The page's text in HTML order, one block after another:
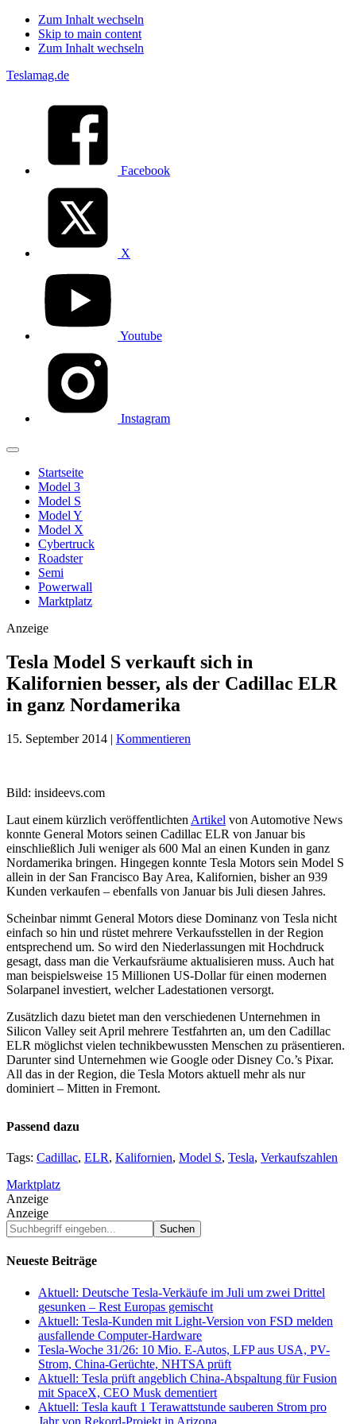
Zum Inhalt wechseln
Skip to main content
Zum Inhalt wechseln
Teslamag.de
Facebook
X
Youtube
Instagram
Startseite
Model 3
Model S
Model Y
Model X
Cybertruck
Roadster
Semi
Powerwall
Marktplatz
Anzeige
Tesla Model S verkauft sich in
Kalifornien besser, als der Cadillac ELR
in ganz Nordamerika
15. September 2014 | Kommentieren
Bild: insideevs.com
Laut einem kürzlich veröffentlichten Artikel von Automotive News
konnte General Motors seinen Cadillac ELR von Januar bis
einschließlich Juli weniger als 600 Mal an einen Kunden in ganz
Nordamerika bringen. Hingegen konnte Tesla Motors sein Model S
allein in der San Francisco Bay Area, Kalifornien, bisher an 939
Kunden verkaufen – ebenfalls von Januar bis Juli diesen Jahres.
Scheinbar nimmt General Motors diese Dominanz von Tesla nicht
einfach so hin und rüstet mehrere Verkaufsstellen in der Region
entsprechend um. So wird den Niederlassungen mit Hochdruck
gesagt, dass man die Verkaufsräume aktualisieren muss. Auch hat
man beispielsweise 15 Millionen US-Dollar für einen modernen
Solarpanel investiert, welcher Ladestationen versorgt.
Zusätzlich dazu bietet man den verschiedenen Unternehmen in
Silicon Valley seit April mehrere Testfahrten an, um den Cadillac
ELR möglichst vielen technikbewussten Menschen zu präsentieren.
Darunter sind Unternehmen wie Google oder Disney Co.’s Pixar.
All das in der Region, die Tesla Motors aktuell mehr als nur
dominiert – Mitten in Fremont.
Passend dazu
Tags: Cadillac, ELR, Kalifornien, Model S, Tesla, Verkaufszahlen
Marktplatz
Anzeige
Anzeige
Suchbegriff
eingeben...
Neueste Beiträge
Aktuell: Deutsche Tesla-Verkäufe im Juli um zwei Drittel
gesunken – Rest Europas gemischt
Aktuell: Tesla-Kunden mit Light-Version von FSD melden
ausfallende Computer-Hardware
Tesla-Woche 31/26: 10 Mio. E-Autos, LFP aus USA, PV-
Strom, China-Gerüchte, NHTSA prüft
Aktuell: Tesla prüft angeblich China-Abspaltung für Fusion
mit SpaceX, CEO Musk dementiert
Aktuell: Tesla kauft 1 Terawattstunde sauberen Strom pro
Jahr von Rekord-Projekt in Arizona